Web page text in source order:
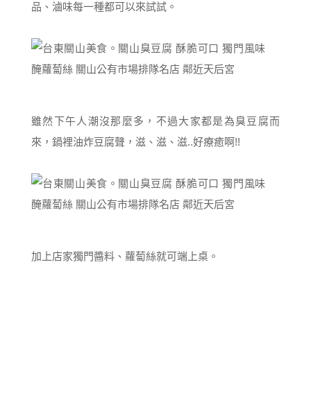
品、滷味每一種都可以來試試。
雖然下午人潮沒那麼多，不過大家都是為臭豆腐而
來，鍋裡油炸豆腐聲，滋、滋、滋..好療癒啊!!
加上店家獨門醬料、蘿蔔絲就可端上桌。